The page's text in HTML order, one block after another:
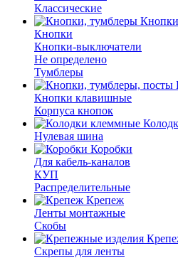
Классические
Кнопки
Кнопки-выключатели
Не определено
Тумблеры
Кнопки клавишные
Корпуса кнопок
Нулевая шина
Коробки
Для кабель-каналов
КУП
Распределительные
Крепеж
Ленты монтажные
Скобы
Скрепы для ленты